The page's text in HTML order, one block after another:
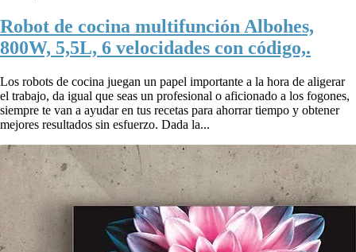
Robot de cocina multifunción Albohes,
800W, 5,5L, 6 velocidades con código,.
Los robots de cocina juegan un papel importante a la hora de aligerar
el trabajo, da igual que seas un profesional o aficionado a los fogones,
siempre te van a ayudar en tus recetas para ahorrar tiempo y obtener
mejores resultados sin esfuerzo. Dada la...